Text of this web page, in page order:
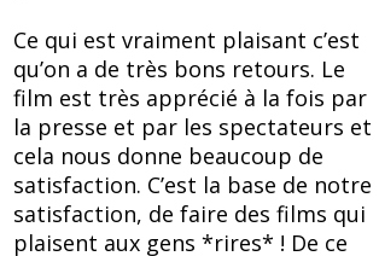
Ce qui est vraiment plaisant c’est
qu’on a de très bons retours. Le
film est très apprécié à la fois par
la presse et par les spectateurs et
cela nous donne beaucoup de
satisfaction. C’est la base de notre
satisfaction, de faire des films qui
plaisent aux gens *rires* ! De ce